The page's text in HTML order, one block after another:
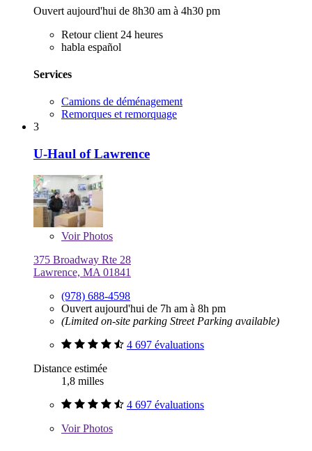
Ouvert aujourd'hui de 8h30 am à 4h30 pm
Retour client 24 heures
habla español
Services
Camions de déménagement
Remorques et remorquage
3
U-Haul of Lawrence
VoirPhotos
375 Broadway Rte 28
Lawrence, MA 01841
(978) 688-4598
Ouvert aujourd'hui de 7h am à 8h pm
(Limited on-site parking Street Parking available)
4 697 évaluations
Distance estimée
1,8 milles
4 697 évaluations
VoirPhotos